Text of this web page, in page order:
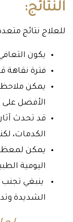
النتائج:
للعلاج نتائج
يكون
فترة نقاهة
يمكن
الأفضل على
قد تحدث آثار
الكدمات،
يمكن
اليومية
ينبغي تجنب
الشديدة